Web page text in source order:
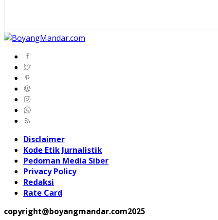
Disclaimer
Kode Etik Jurnalistik
Pedoman Media Siber
Privacy Policy
Redaksi
Rate Card
copyright@boyangmandar.com2025